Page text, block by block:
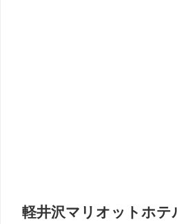
軽井沢マリオットホテ